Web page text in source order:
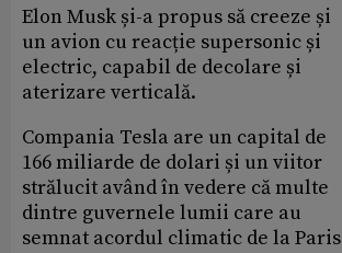
Elon Musk și-a propus să creeze și
un avion cu reacție supersonic și
electric, capabil de decolare și
aterizare verticală.
Compania Tesla are un capital de
166 miliarde de dolari și un viitor
strălucit având în vedere că multe
dintre guvernele lumii care au
semnat acordul climatic de la Paris